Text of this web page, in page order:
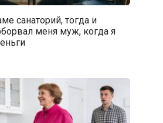
санаторий, тогда и
меня муж, когда я